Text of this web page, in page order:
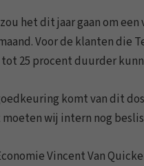
het dit jaar gaan om een
Voor de klanten die
tot 25 procent duurder
komt van dit
wij intern nog
Vincent Van